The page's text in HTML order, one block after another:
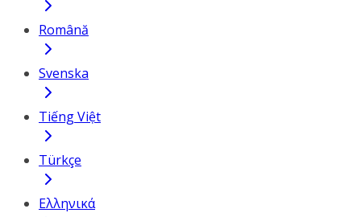
Română
Svenska
Tiếng Việt
Türkçe
Ελληνικά